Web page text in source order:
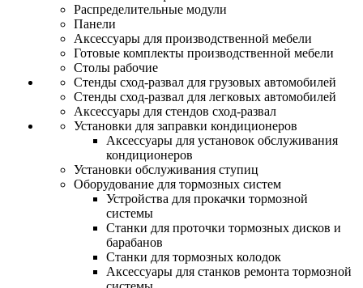
Распределительные модули
Панели
Аксессуары для производственной мебели
Готовые комплекты производственной мебели
Столы рабочие
Стенды сход-развал для грузовых автомобилей
Стенды сход-развал для легковых автомобилей
Аксессуары для стендов сход-развал
Установки для заправки кондиционеров
Аксессуары для установок обслуживания
кондиционеров
Установки обслуживания ступиц
Оборудование для тормозных систем
Устройства для прокачки тормозной
системы
Станки для проточки тормозных дисков и
барабанов
Станки для тормозных колодок
Аксессуары для станков ремонта тормозной